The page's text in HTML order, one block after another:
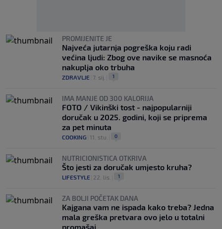
PROMIJENITE JE
Najveća jutarnja pogreška koju radi
većina ljudi: Zbog ove navike se masnoća
nakuplja oko trbuha
ZDRAVLJE 7. sij. 1
IMA MANJE OD 300 KALORIJA
FOTO / Vikinški tost - najpopularniji
doručak u 2025. godini, koji se priprema
za pet minuta
COOKING 11. stu. 0
NUTRICIONISTICA OTKRIVA
Što jesti za doručak umjesto kruha?
LIFESTYLE 22. lis. 1
ZA BOLJI POČETAK DANA
Kajgana vam ne ispada kako treba? Jedna
mala greška pretvara ovo jelo u totalni
promašaj